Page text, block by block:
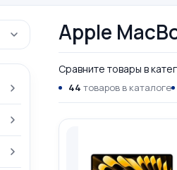
Apple
Сравните товары в
44 товаров в каталоге